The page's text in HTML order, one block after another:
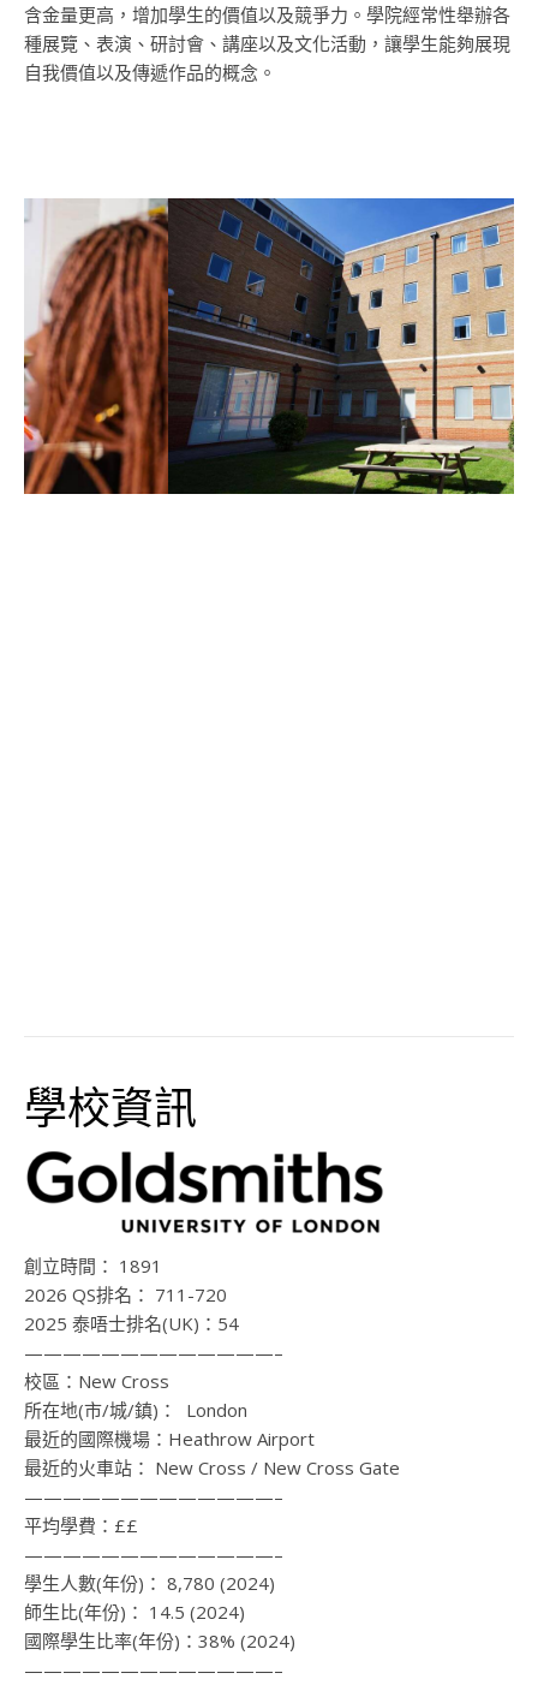
含金量更高，增加學生的價值以及競爭力。學院經常性舉辦各
種展覽、表演、研討會、講座以及文化活動，讓學生能夠展現
自我價值以及傳遞作品的概念。
學校資訊
創立時間： 1891
2026 QS排名： 711-720
2025 泰唔士排名(UK)：54
—————————————–
校區： New Cross
所在地(市/城/鎮)：
London
最近的國際機場： Heathrow Airport
最近的火車站： New Cross / New Cross Gate
—————————————–
平均學費： ££
—————————————–
學生人數(年份)： 8,780 (2024)
師生比(年份)： 14.5 (2024)
國際學生比率(年份)： 38% (2024)
—————————————–